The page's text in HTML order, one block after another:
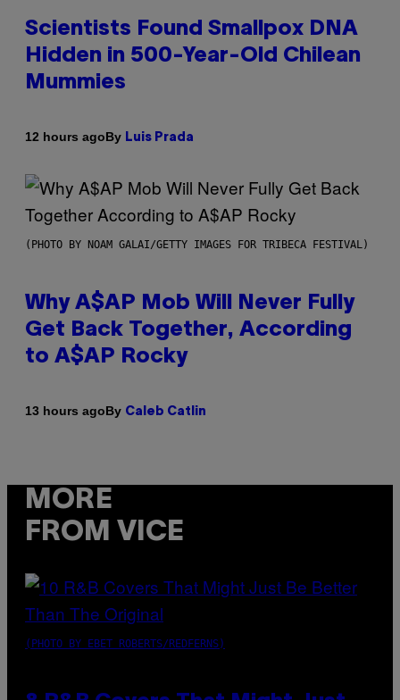
Scientists Found Smallpox DNA
Hidden in 500-Year-Old Chilean
Mummies
12 hours agoBy Luis Prada
(PHOTO BY NOAM GALAI/GETTY IMAGES FOR TRIBECA FESTIVAL)
Why A$AP Mob Will Never Fully
Get Back Together, According
to A$AP Rocky
13 hours agoBy Caleb Catlin
MORE
FROM VICE
(PHOTO BY EBET ROBERTS/REDFERNS)